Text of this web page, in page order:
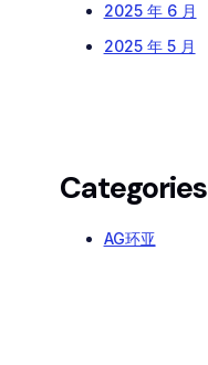
2025 年 6 月
2025 年 5 月
Categories
AG环亚